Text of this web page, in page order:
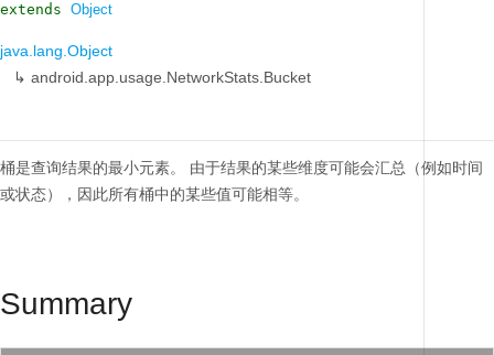
extends Object
java.lang.Object
↳ android.app.usage.NetworkStats.Bucket
桶是查询结果的最小元素。
由于结果的某些维度可能会汇总（例如时间
或状态），因此所有桶中的某些值可能相等。
Summary